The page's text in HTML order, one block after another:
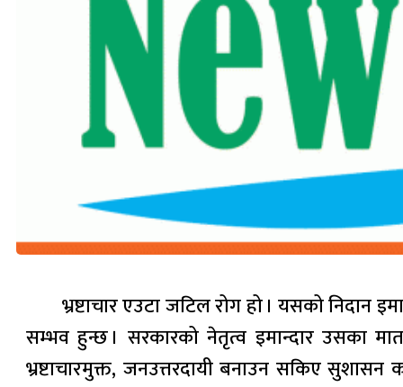
भ्रष्टाचार एउटा जटिल रोग हो । यसको निदान
सम्भव हुन्छ । सरकारको नेतृत्व इमान्दार उसका
भ्रष्टाचारमुक्त, जनउत्तरदायी बनाउन सकिए